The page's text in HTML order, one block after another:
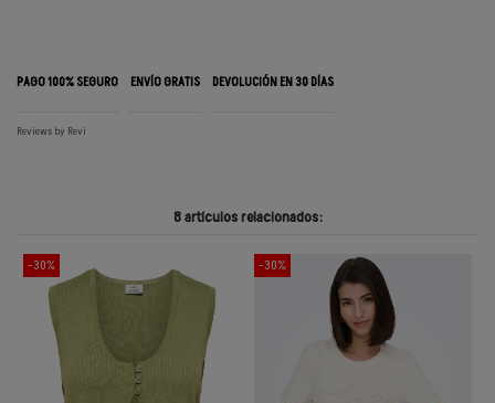
PAGO 100% SEGURO ENVÍO GRATIS DEVOLUCIÓN EN 30 DÍAS
Reviews by Revi
8 artículos relacionados:
-30% -30%